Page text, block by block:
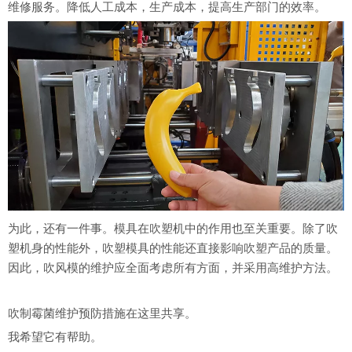
维修服务。降低人工成本，生产成本，提高生产部门的效率。
为此，还有一件事。模具在吹塑机中的作用也至关重要。除了吹
塑机身的性能外，吹塑模具的性能还直接影响吹塑产品的质量。
因此，吹风模的维护应全面考虑所有方面，并采用高维护方法。
吹制霉菌维护预防措施在这里共享。
我希望它有帮助。